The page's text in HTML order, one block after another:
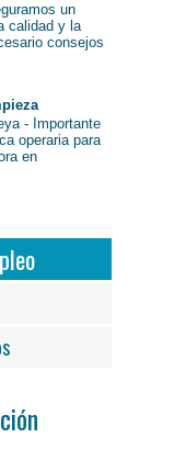
un
calidad y la
consejos
- Importante
operaria para
en